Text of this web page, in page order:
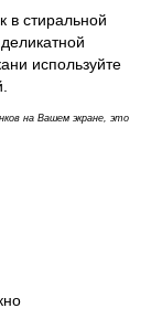
в стиральной
используйте
на Вашем экране, это